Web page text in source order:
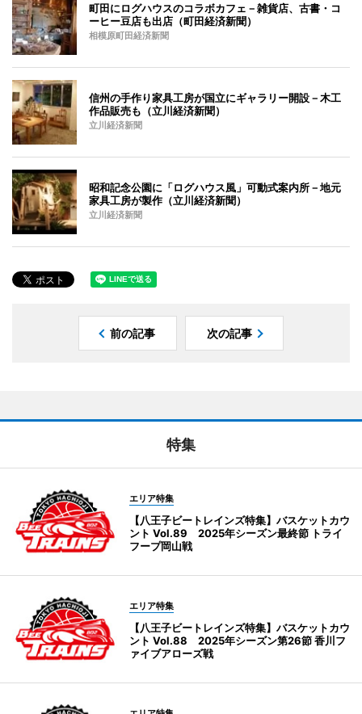
町田にログハウスのコラボカフェ－雑貨店、古書・コ
ーヒー豆店も出店（町田経済新聞）
相模原町田経済新聞
信州の手作り家具工房が国立にギャラリー開設－木工
作品販売も（立川経済新聞）
立川経済新聞
昭和記念公園に「ログハウス風」可動式案内所－地元
家具工房が製作（立川経済新聞）
立川経済新聞
前の記事 次の記事
特集
エリア特集
【八王子ビートレインズ特集】バスケットカウ
ント Vol.89 2025年シーズン最終節 トライ
フープ岡山戦
エリア特集
【八王子ビートレインズ特集】バスケットカウ
ント Vol.88 2025年シーズン第26節 香川フ
ァイブアローズ戦